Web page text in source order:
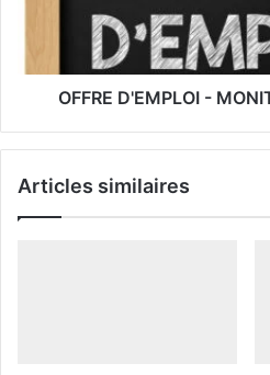
OFFRE D'EMPLOI -
Articles similaires